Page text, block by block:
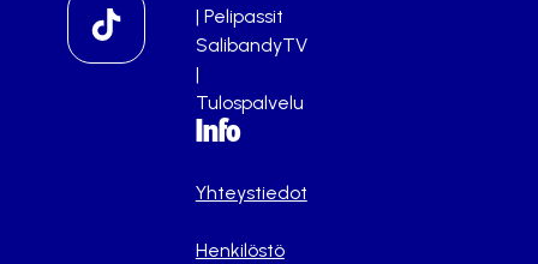
| Pelipassit
SalibandyTV
|
Tulospalvelu
Info
Yhteystiedot
Henkilöstö